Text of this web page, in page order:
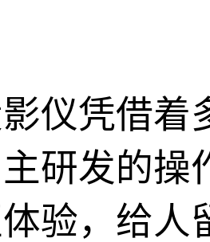
仪凭借着
研发的操
验，给人